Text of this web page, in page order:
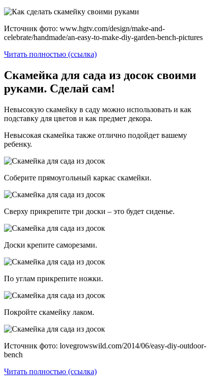
Источник фото: www.hgtv.com/design/make-and-
celebrate/handmade/an-easy-to-make-diy-garden-bench-pictures
Читать полностью (ссылка)
Скамейка для сада из досок своими
руками. Сделай сам!
Невысокую скамейку в саду можно использовать и как
подставку для цветов и как предмет декора.
Невысокая скамейка также отлично подойдет вашему
ребенку.
Соберите прямоугольный каркас скамейки.
Сверху прикрепите три доски – это будет сиденье.
Доски крепите саморезами.
По углам прикрепите ножки.
Покройте скамейку лаком.
Источник фото: lovegrowswild.com/2014/06/easy-diy-outdoor-
bench
Читать полностью (ссылка)